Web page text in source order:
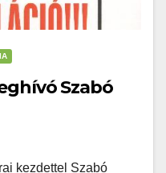
Szabó
kezdettel Szabó